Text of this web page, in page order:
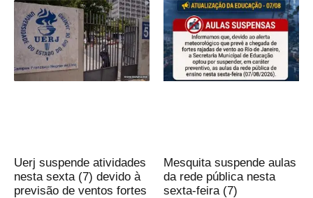
Uerj suspende atividades
nesta sexta (7) devido à
previsão de ventos fortes
Mesquita suspende aulas
da rede pública nesta
sexta-feira (7)